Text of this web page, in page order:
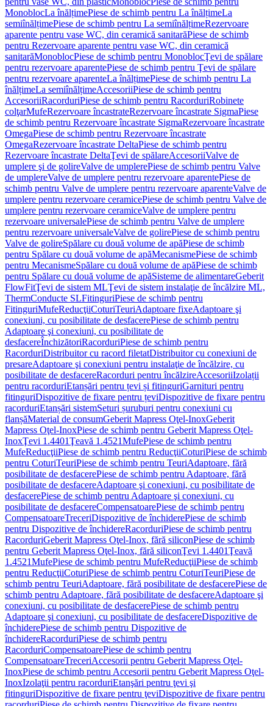
MonoblocLa înălțimePiese de schimb pentru La înălțimeLa
semiînălțimePiese de schimb pentru La semiînălțimeRezervoare
aparente pentru vase WC, din ceramică sanitarăPiese de schimb
pentru Rezervoare aparente pentru vase WC, din ceramică
sanitarăMonoblocPiese de schimb pentru MonoblocŢevi de spălare
pentru rezervoare aparentePiese de schimb pentru Ţevi de spălare
pentru rezervoare aparenteLa înălțimePiese de schimb pentru La
înălțimeLa semiînălțimeAccesoriiPiese de schimb pentru
AccesoriiRacorduriPiese de schimb pentru RacorduriRobinete
colţarMufeRezervoare încastrateRezervoare încastrate SigmaPiese
de schimb pentru Rezervoare încastrate SigmaRezervoare încastrate
OmegaPiese de schimb pentru Rezervoare încastrate
OmegaRezervoare încastrate DeltaPiese de schimb pentru
Rezervoare încastrate DeltaŢevi de spălareAccesoriiValve de
umplere şi de golireValve de umplerePiese de schimb pentru Valve
de umplereValve de umplere pentru rezervoare aparentePiese de
schimb pentru Valve de umplere pentru rezervoare aparenteValve de
umplere pentru rezervoare ceramicePiese de schimb pentru Valve de
umplere pentru rezervoare ceramiceValve de umplere pentru
rezervoare universalePiese de schimb pentru Valve de umplere
pentru rezervoare universaleValve de golirePiese de schimb pentru
Valve de golireSpălare cu două volume de apăPiese de schimb
pentru Spălare cu două volume de apăMecanismePiese de schimb
pentru MecanismeSpălare cu două volume de apăPiese de schimb
pentru Spălare cu două volume de apăSisteme de alimentareGeberit
FlowFitŢevi de sistem MLŢevi de sistem instalaţie de încălzire ML,
ThermConducte SLFitinguriPiese de schimb pentru
FitinguriMufeReducţiiCoturiTeuriAdaptoare fixeAdaptoare şi
conexiuni, cu posibilitate de desfacerePiese de schimb pentru
Adaptoare şi conexiuni, cu posibilitate de
desfacereÎnchizătoriRacorduriPiese de schimb pentru
RacorduriDistribuitor cu racord filetatDistribuitor cu conexiuni de
presareAdaptoare şi conexiuni pentru instalaţie de încălzire, cu
posibilitate de desfacereRacorduri pentru încălzireAccesoriiIzolații
pentru racorduriEtanșări pentru țevi și fitinguriGarnituri pentru
fitinguriDispozitive de fixare pentru țeviDispozitive de fixare pentru
racorduriEtanșări sistemSeturi șuruburi pentru conexiuni cu
flanșăMaterial de consumGeberit Mapress Oţel-InoxGeberit
Mapress Oţel-InoxPiese de schimb pentru Geberit Mapress Oţel-
InoxŢevi 1.4401Ţeavă 1.4521MufePiese de schimb pentru
MufeReducţiiPiese de schimb pentru ReducţiiCoturiPiese de schimb
pentru CoturiTeuriPiese de schimb pentru TeuriAdaptoare, fără
posibilitate de desfacerePiese de schimb pentru Adaptoare, fără
posibilitate de desfacereAdaptoare şi conexiuni, cu posibilitate de
desfacerePiese de schimb pentru Adaptoare şi conexiuni, cu
posibilitate de desfacereCompensatoarePiese de schimb pentru
CompensatoareTreceriDispozitive de închiderePiese de schimb
pentru Dispozitive de închidereRacorduriPiese de schimb pentru
RacorduriGeberit Mapress Oţel-Inox, fără siliconPiese de schimb
pentru Geberit Mapress Oţel-Inox, fără siliconŢevi 1.4401Ţeavă
1.4521MufePiese de schimb pentru MufeReducţiiPiese de schimb
pentru ReducţiiCoturiPiese de schimb pentru CoturiTeuriPiese de
schimb pentru TeuriAdaptoare, fără posibilitate de desfacerePiese de
schimb pentru Adaptoare, fără posibilitate de desfacereAdaptoare şi
conexiuni, cu posibilitate de desfacerePiese de schimb pentru
Adaptoare şi conexiuni, cu posibilitate de desfacereDispozitive de
închiderePiese de schimb pentru Dispozitive de
închidereRacorduriPiese de schimb pentru
RacorduriCompensatoarePiese de schimb pentru
CompensatoareTreceriAccesorii pentru Geberit Mapress Oţel-
InoxPiese de schimb pentru Accesorii pentru Geberit Mapress Oţel-
InoxIzolaţii pentru racorduriEtanşări pentru ţevi şi
fitinguriDispozitive de fixare pentru ţeviDispozitive de fixare pentru